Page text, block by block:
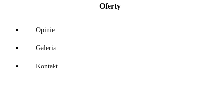
Oferty
Opinie
Galeria
Kontakt